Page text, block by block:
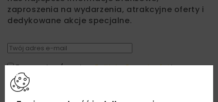
zaproszenia na wydarzenia, atrakcyjne oferty i
dedykowane akcje specjalne.
Zapoznałam/em się zPolityką Prywatnościi
Regulaminem
podany przeze mnie adres e-mail korespondencji
handlowej w postaci newslettera.